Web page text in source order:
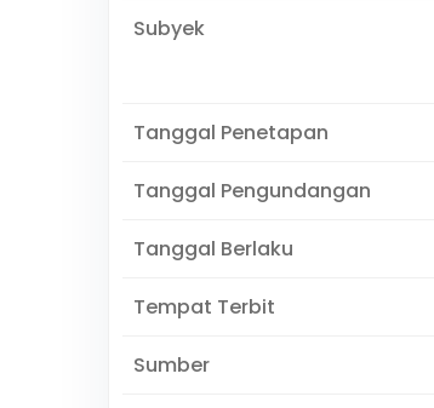
Subyek
Tanggal Penetapan
Tanggal Pengundangan
Tanggal Berlaku
Tempat Terbit
Sumber